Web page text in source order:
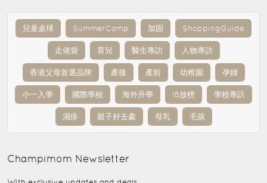
兒童桌球 SummerCamp 加固 ShoppingGuide
走佬袋 育兒 醫生專訪 人物專訪
香港父母首選品牌 產後 產前 幼稚園 孕婦
小一入學 國際學校 海外升學 IB放榜 學校專訪
濕疹 親子好去處 母乳 毛孩
Champimom Newsletter